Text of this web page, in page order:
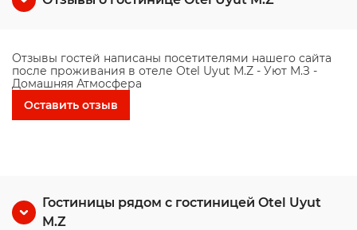
Отзывы гостей написаны посетителями нашего сайта
после проживания в отеле Otel Uyut M.Z - Уют М.З -
Домашняя Атмосфера
Оставить отзыв
Гостиницы рядом с гостиницей Otel Uyut
M.Z